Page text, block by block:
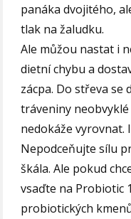
panáka dvojitého,
tlak na žaludku.
Ale můžou nastat i
dietní chybu a
zácpa. Do střeva se
tráveniny
nedokáže vyrovnat.
Nepodceňujte sílu
škála. Ale pokud
vsaďte na Probiotic
probiotických